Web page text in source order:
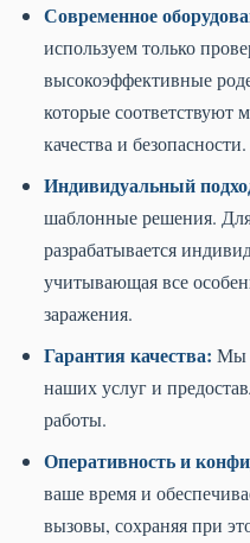
Современное
используем только
высокоэффективные
которые соответствуют
качества и безопасности.
Индивидуальный
шаблонные решения.
разрабатывается
учитывающая все
заражения.
Гарантия качества: Мы
наших услуг и
работы.
Оперативность и
ваше время и
вызовы, сохраняя при